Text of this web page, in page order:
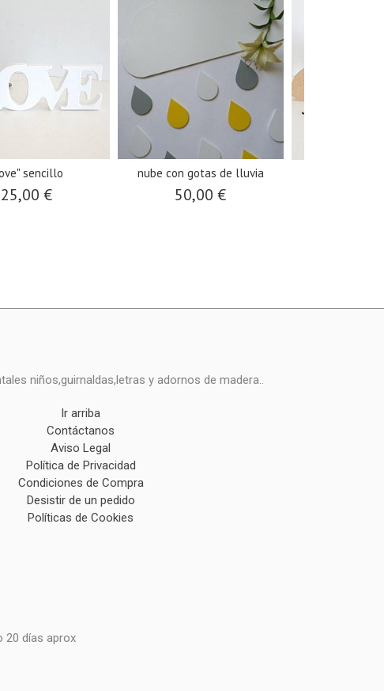
sencillo
25,00 €
nube con gotas de lluvia
50,00 €
niños,guirnaldas,letras y adornos de madera..
Ir arriba
Contáctanos
Aviso Legal
Política de Privacidad
Condiciones de Compra
Desistir de un pedido
Políticas de Cookies
20 días aprox